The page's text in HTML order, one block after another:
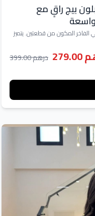
بيج راقٍ مع
المكون من قطعتين. يتميز
درهم 399.00